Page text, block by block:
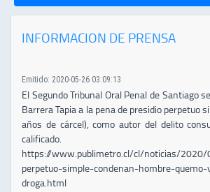
INFORMACION DE PRENSA
Emitido: 2020-05-26 03:09:13
El Segundo Tribunal Oral Penal de Santiago
Barrera Tapia a la pena de presidio perpetuo
años de cárcel), como autor del delito
calificado.
https://www.publimetro.cl/cl/noticias/
perpetuo-simple-condenan-hombre-
droga.html